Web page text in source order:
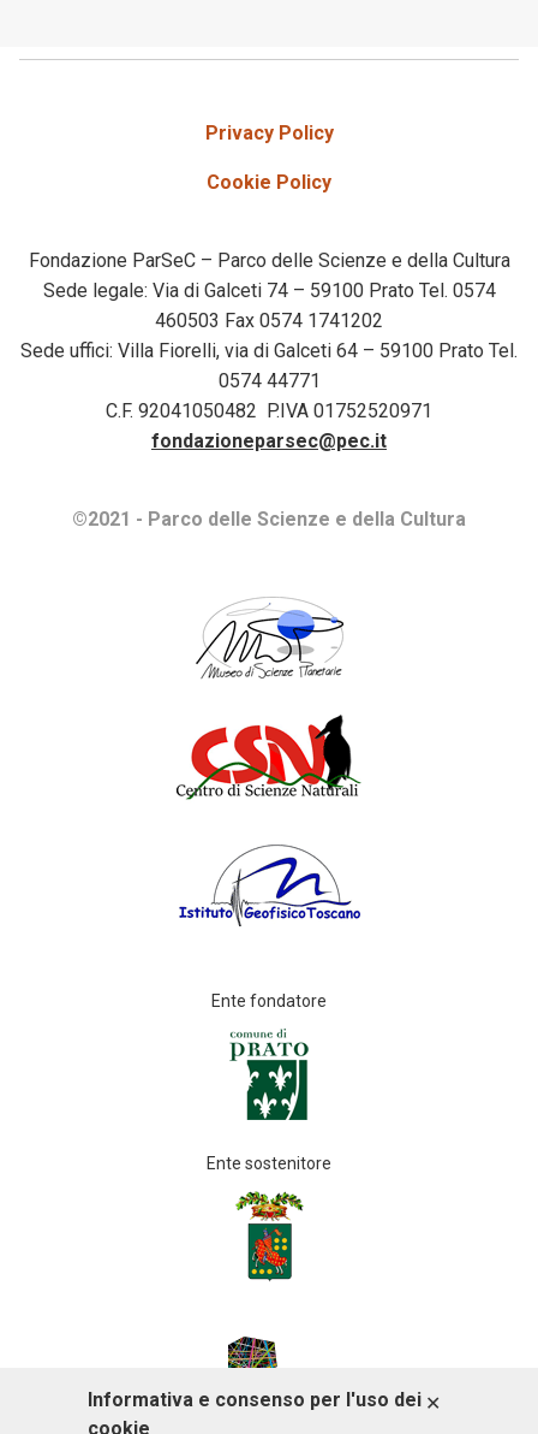
Privacy Policy
Cookie Policy
Fondazione ParSeC – Parco delle Scienze e della Cultura
Sede legale: Via di Galceti 74 – 59100 Prato Tel. 0574
460503 Fax 0574 1741202
Sede uffici: Villa Fiorelli, via di Galceti 64 – 59100 Prato Tel.
0574 44771
C.F. 92041050482 P.IVA 01752520971
fondazioneparsec@pec.it
©2021 - Parco delle Scienze e della Cultura
Ente fondatore
Ente sostenitore
ACCETTO
Informativa e consenso per l'uso dei
cookie